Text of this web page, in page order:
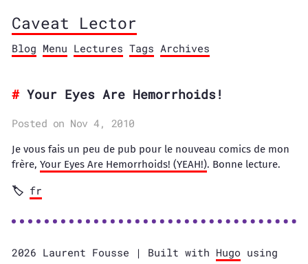
Caveat Lector
Blog Menu Lectures Tags Archives
Your Eyes Are Hemorrhoids!
Posted on Nov 4, 2010
Je vous fais un peu de pub pour le nouveau comics de mon
frère, Your Eyes Are Hemorrhoids! (YEAH!). Bonne lecture.
fr
2026 Laurent Fousse | Built with Hugo using